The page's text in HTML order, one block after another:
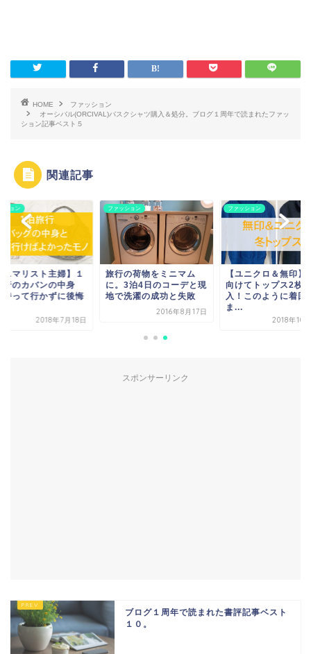
HOME
ファッション
オーシバル(ORCIVAL)バスクシャツ購入＆処分。ブログ１周年で読まれたファッ
ション記事ベスト５
関連記事
ション
ニマリスト主婦】１
行のカバンの中身
持って行かずに後悔
2018年7月18日
ファッション
旅行の荷物をミニマム
に。3泊4日のコーデと現
地で洗濯の成功と失敗
2016年8月17日
ファッション
【ユニクロ＆無印】
向けてトップス2枚
入！このように着回
ま...
2018年10
スポンサーリンク
ブログ１周年で読まれた書評記事ベスト
１０。